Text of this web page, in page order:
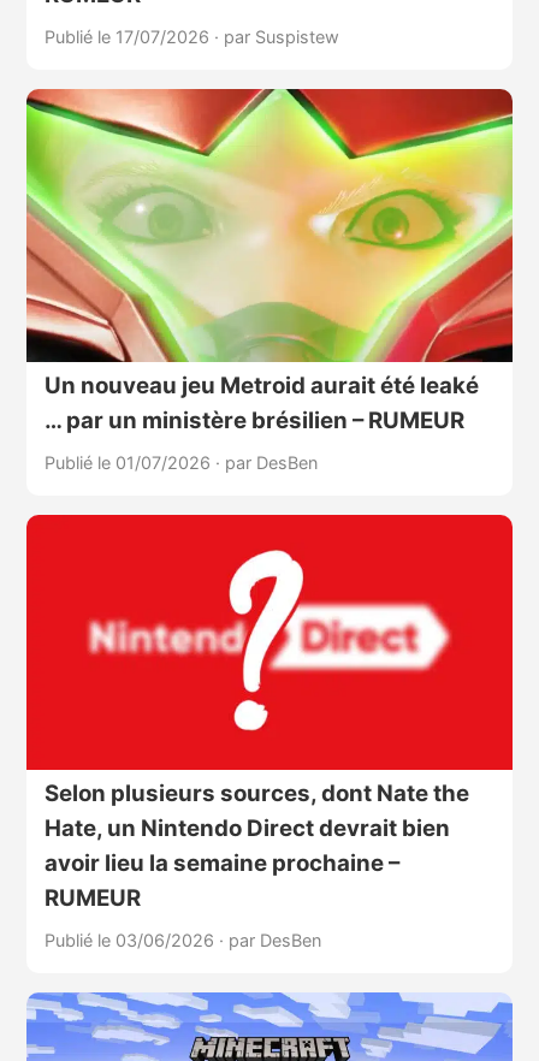
Publié le 17/07/2026 · par Suspistew
Un nouveau jeu Metroid aurait été leaké
… par un ministère brésilien – RUMEUR
Publié le 01/07/2026 · par DesBen
Selon plusieurs sources, dont Nate the
Hate, un Nintendo Direct devrait bien
avoir lieu la semaine prochaine –
RUMEUR
Publié le 03/06/2026 · par DesBen